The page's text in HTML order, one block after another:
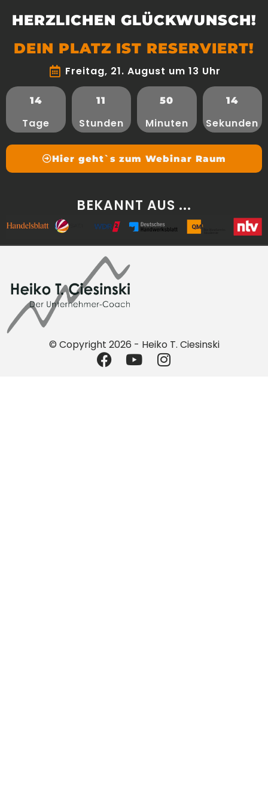
HERZLICHEN GLÜCKWUNSCH!
DEIN PLATZ IST RESERVIERT!
Freitag, 21. August um 13 Uhr
14
Tage
11
Stunden
50
Minuten
14
Sekunden
Hier geht`s zum Webinar Raum
BEKANNT AUS ...
© Copyright 2026 - Heiko T. Ciesinski